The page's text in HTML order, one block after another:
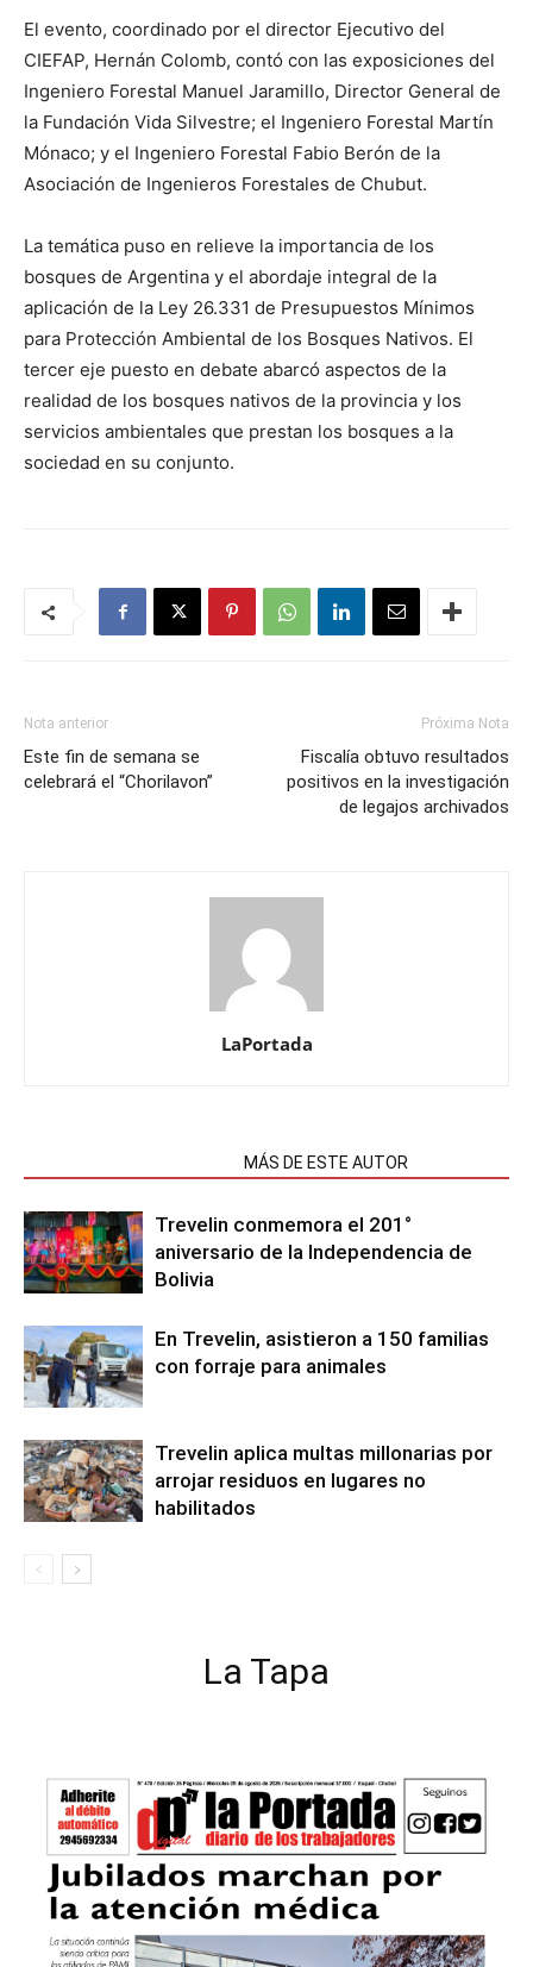
El evento, coordinado por el director Ejecutivo del
CIEFAP, Hernán Colomb, contó con las exposiciones del
Ingeniero Forestal Manuel Jaramillo, Director General de
la Fundación Vida Silvestre; el Ingeniero Forestal Martín
Mónaco; y el Ingeniero Forestal Fabio Berón de la
Asociación de Ingenieros Forestales de Chubut.
La temática puso en relieve la importancia de los
bosques de Argentina y el abordaje integral de la
aplicación de la Ley 26.331 de Presupuestos Mínimos
para Protección Ambiental de los Bosques Nativos. El
tercer eje puesto en debate abarcó aspectos de la
realidad de los bosques nativos de la provincia y los
servicios ambientales que prestan los bosques a la
sociedad en su conjunto.
Nota anterior
Este fin de semana se
celebrará el “Chorilavon”
Próxima Nota
Fiscalía obtuvo resultados
positivos en la investigación
de legajos archivados
LaPortada
MÁS DE ESTE AUTOR
Trevelin conmemora el 201°
aniversario de la Independencia de
Bolivia
En Trevelin, asistieron a 150 familias
con forraje para animales
Trevelin aplica multas millonarias por
arrojar residuos en lugares no
habilitados
La Tapa